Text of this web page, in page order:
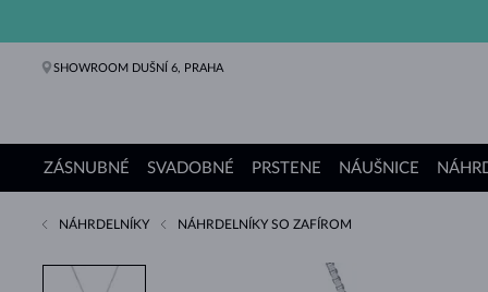
SHOWROOM DUŠNÍ 6, PRAHA
ZÁSNUBNÉ
Zásnubné prstene
SVADOBNÉ
Svadobné obrúčky
PRSTENE
Prstene
NÁUŠNICE
Náušnice
Náhrdelníky
Náramky
Perly
Šperky
Darčeky
Kolekcie KLENOTA
NÁHRDELNÍKY NÁHRDELNÍKY SO ZAFÍROM